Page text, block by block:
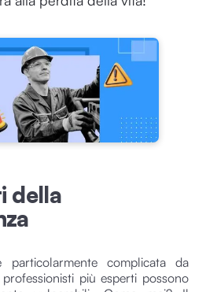
della
particolarmente complicata da
più esperti possono